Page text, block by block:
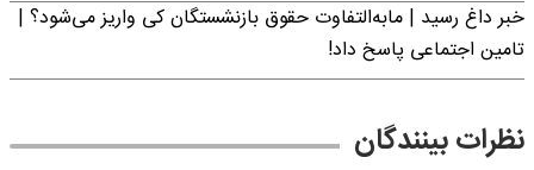
خبر داغ رسید | مابه‌التفاوت حقوق بازنشستگان کی واریز می‌شود؟ |
تامین اجتماعی پاسخ داد!
نظرات بینندگان